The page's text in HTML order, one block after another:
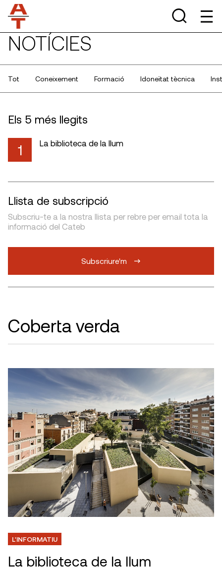
NOTÍCIES
Tot Coneixement Formació Idoneïtat tècnica
Els 5 més llegits
1 La biblioteca de la llum
Llista de subscripció
Subscriu-te a la nostra llista per rebre per email tota la
informació del Cateb
Subscriure'm
Coberta verda
L'INFORMATIU
La biblioteca de la llum